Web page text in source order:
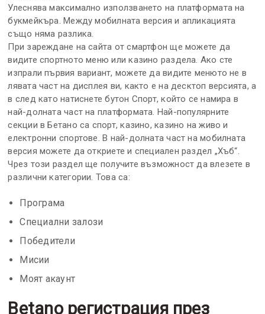
Улеснява максимално използването на платформата на
букмейкъра. Между мобилната версия и апликацията
също няма разлика.
При зареждане на сайта от смартфон ще можете да
видите спортното меню или казино раздела. Ако сте
изпрали първия вариант, можете да видите менюто не в
лявата част на дисплея ви, както е на десктоп версията, а
в след като натиснете бутон Спорт, който се намира в
най-долната част на платформата. Най-популярните
секции в Бетано са спорт, казино, казино на живо и
електронни спортове. В най-долната част на мобилната
версия можете да откриете и специален раздел „Хъб“.
Чрез този раздел ще получите възможност да влезете в
различни категории. Това са:
Програма
Специални залози
Победители
Мисии
Моят акаунт
Betano регистрация през